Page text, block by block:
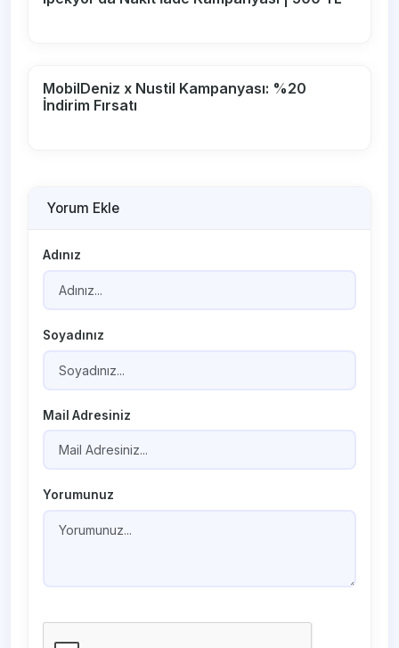
MobilDeniz x Nustil Kampanyası: %20
İndirim Fırsatı
Yorum Ekle
Adınız
Soyadınız
Mail Adresiniz
Yorumunuz